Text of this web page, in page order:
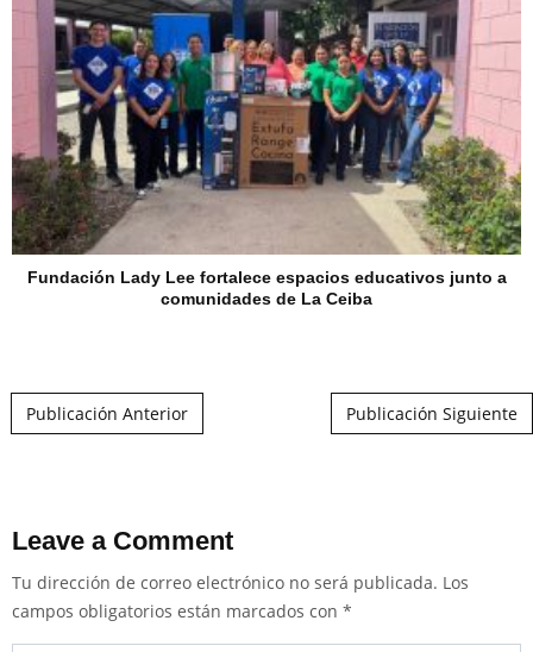
Fundación Lady Lee fortalece espacios educativos junto a
comunidades de La Ceiba
Publicación Anterior Publicación Siguiente
Leave a Comment
Tu dirección de correo electrónico no será publicada. Los
campos obligatorios están marcados con *